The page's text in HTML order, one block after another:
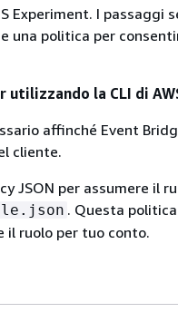
Experiment. I passaggi
una politica per
utilizzando la CLI di
affinché Event
cliente.
JSON per assumere il
. Questa
il ruolo per tuo conto.